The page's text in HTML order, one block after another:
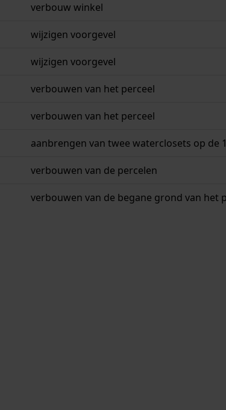
verbouw winkel
wijzigen voorgevel
wijzigen voorgevel
verbouwen van het perceel
verbouwen van het perceel
aanbrengen van twee waterclosets op de
verbouwen van de percelen
verbouwen van de begane grond van het